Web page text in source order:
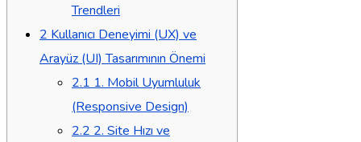
Trendleri
2 Kullanıcı Deneyimi (UX) ve
Arayüz (UI) Tasarımının Önemi
2.1 1. Mobil Uyumluluk
(Responsive Design)
2.2 2. Site Hızı ve